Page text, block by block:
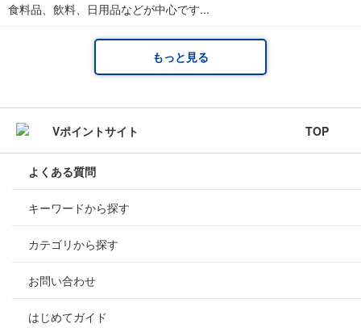
食料品、飲料、日用品などが中心です...
もっと見る
TOP
よくある質問
キーワードから探す
カテゴリから探す
お問い合わせ
はじめてガイド